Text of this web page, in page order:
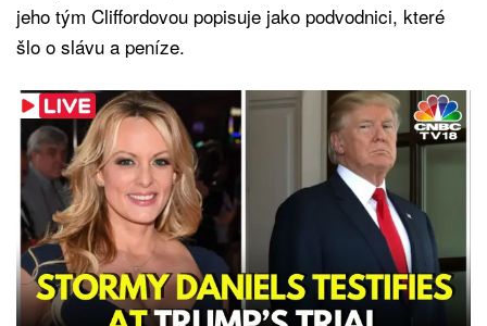
jeho tým Cliffordovou popisuje jako podvodnici, které
šlo o slávu a peníze.